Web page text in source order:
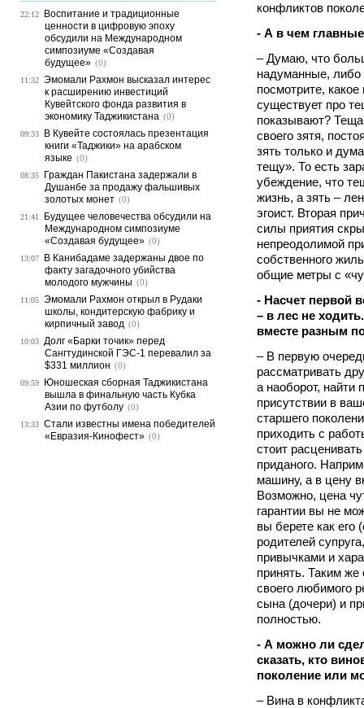
конфликтов
- А в чем
– Думаю, что
надуманные,
посмотрите,
существует про
показывают? Теща
своего зятя,
зять только и
тещу». То есть
убеждение, что
жизнь, а зять –
эгоист. Вторая
силы приятия
непреодолимой
собственного
общие метры с
- Насчет первой
– в лес не
вместе разным
– В первую
рассматривать
а наоборот,
присутствии в
старшего
приходить с
стоит
приданого.
машину, а в цену
Возможно, цена
гарантии вы не
вы берете как его
родителей
привычками и
принять. Таким же
своего любимого
сына (дочери) и
полностью.
- А можно ли
сказать, кто
поколение или
– Вина в
22:12
Воспитание и традиционные
ценности в цифровую эпоху
обсудили на Международном
симпозиуме «Создавая
будущее» (0)
11:32 Эмомали Рахмон высказал интерес
к расширению инвестиций
Кувейтского фонда развития в
экономику Таджикистана (0)
09:33
В Кувейте состоялась презентация
книги «Таджики» на арабском
языке (0)
08:35
Граждан Пакистана задержали в
Душанбе за продажу фальшивых
золотых монет (0)
21:41
Будущее человечества обсудили на
Международном симпозиуме
«Создавая будущее» (0)
13:07
В Канибадаме задержаны двое по
факту загадочного убийства
молодого мужчины (0)
11:05 Эмомали Рахмон открыл в Рудаки
школы, кондитерскую фабрику и
кирпичный завод (0)
10:03 Долг «Барки точик» перед
Сангтудинской ГЭС-1 перевалил за
$331 миллион (0)
09:59
Юношеская сборная Таджикистана
вышла в финальную часть Кубка
Азии по футболу (0)
13:33 Стали известны имена победителей
«Евразия-Кинофест» (0)